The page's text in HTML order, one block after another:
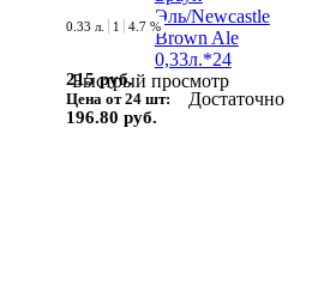
Быстрый просмотр
0.33 л. 1 4.7 %
215 руб.
Цена от 24 шт:
196.80 руб.
Достаточно